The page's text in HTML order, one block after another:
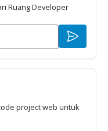
Ruang Developer
project web untuk